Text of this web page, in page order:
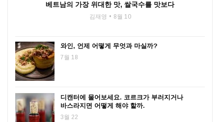
베트남의 가장 위대한 맛, 쌀국수를 맛보다
김재영 8월 10
와인, 언제 어떻게 무엇과 마실까?
7월 18
디캔터에 물어보세요. 코르크가 부러지거나
바스라지면 어떻게 해야 할까.
3월 22